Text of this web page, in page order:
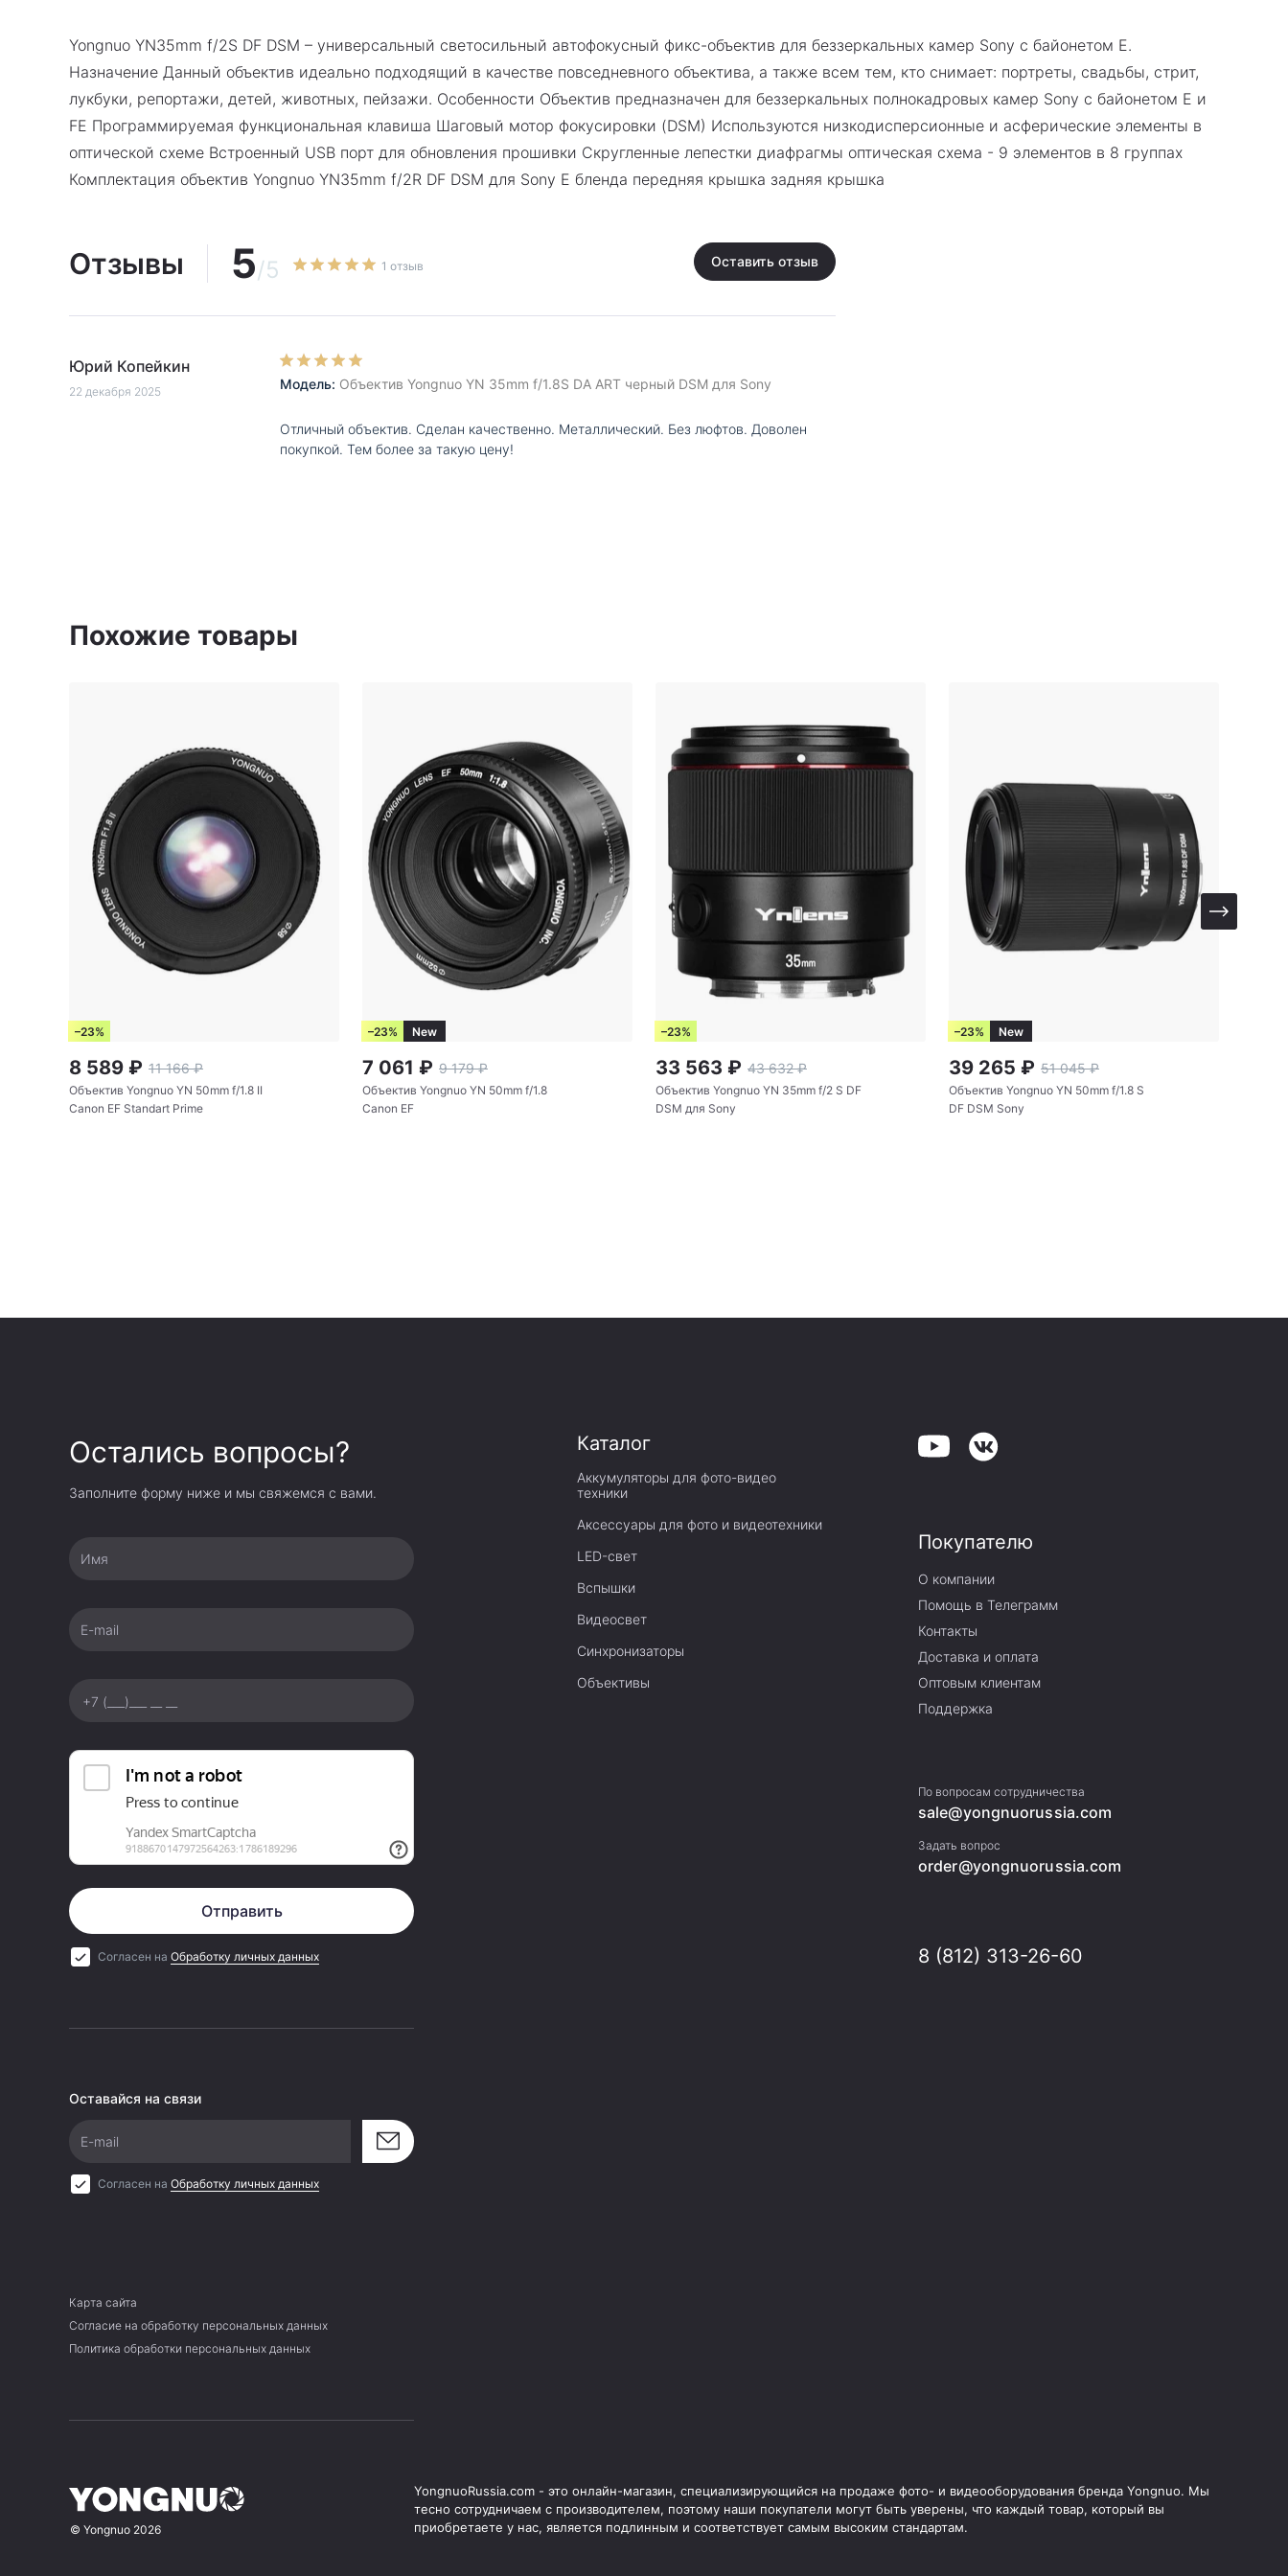
Число лепестков
диафрагмы
7
светофильтра :
Тип объектива:
фикс
Класс объектива:
стандартный (универсальный)
Вес, г:
295
Минимальное фокусное
35
Назначение: универсальный
Yongnuo YN35mm f/2S DF DSM – универсальный светосильный автофокусный фикс-объектив для беззеркальных камер Sony с байонетом E.
Назначение Данный объектив идеально подходящий в качестве повседневного объектива, а также всем тем, кто снимает: портреты, свадьбы, стрит,
лукбуки, репортажи, детей, животных, пейзажи. Особенности Объектив предназначен для беззеркальных полнокадровых камер Sony с байонетом E и
FE Программируемая функциональная клавиша Шаговый мотор фокусировки (DSM) Используются низкодисперсионные и асферические элементы в
оптической схеме Встроенный USB порт для обновления прошивки Скругленные лепестки диафрагмы оптическая схема - 9 элементов в 8 группах
Комплектация объектив Yongnuo YN35mm f/2R DF DSM для Sony E бленда передняя крышка задняя крышка
Отзывы 5/5 1 отзыв Оставить отзыв
Юрий Копейкин
22 декабря 2025 Модель: Объектив Yongnuo YN 35mm f/1.8S DA ART черный DSM для Sony
Отличный объектив. Сделан качественно. Металлический. Без люфтов. Доволен
покупкой. Тем более за такую цену!
Похожие товары
–23%
8 589 ₽ 11 166 ₽
Объектив Yongnuo YN 50mm f/1.8 II
Canon EF Standart Prime
–23% New
7 061 ₽ 9 179 ₽
Объектив Yongnuo YN 50mm f/1.8
Canon EF
–23%
33 563 ₽ 43 632 ₽
Объектив Yongnuo YN 35mm f/2 S DF
DSM для Sony
–23% New
39 265 ₽ 51 045 ₽
Объектив Yongnuo YN 50mm f/1.8 S
DF DSM Sony
Остались вопросы?
Заполните форму ниже и мы свяжемся с вами.
Имя
E-mail
Отправить
Согласен на Обработку личных данных
Оставайся на связи
E-mail
Согласен на Обработку личных данных
Карта сайта
Согласие на обработку персональных данных
Политика обработки персональных данных
Каталог
Аккумуляторы для фото-видео
техники
Аксессуары для фото и видеотехники
LED-свет
Вспышки
Видеосвет
Синхронизаторы
Объективы
Покупателю
О компании
Помощь в Телеграмм
Контакты
Доставка и оплата
Оптовым клиентам
Поддержка
По вопросам сотрудничества
sale@yongnuorussia.com
Задать вопрос
order@yongnuorussia.com
8 (812) 313-26-60
© Yongnuo 2026
YongnuoRussia.com - это онлайн-магазин, специализирующийся на продаже фото- и видеооборудования бренда Yongnuo. Мы
тесно сотрудничаем с производителем, поэтому наши покупатели могут быть уверены, что каждый товар, который вы
приобретаете у нас, является подлинным и соответствует самым высоким стандартам.